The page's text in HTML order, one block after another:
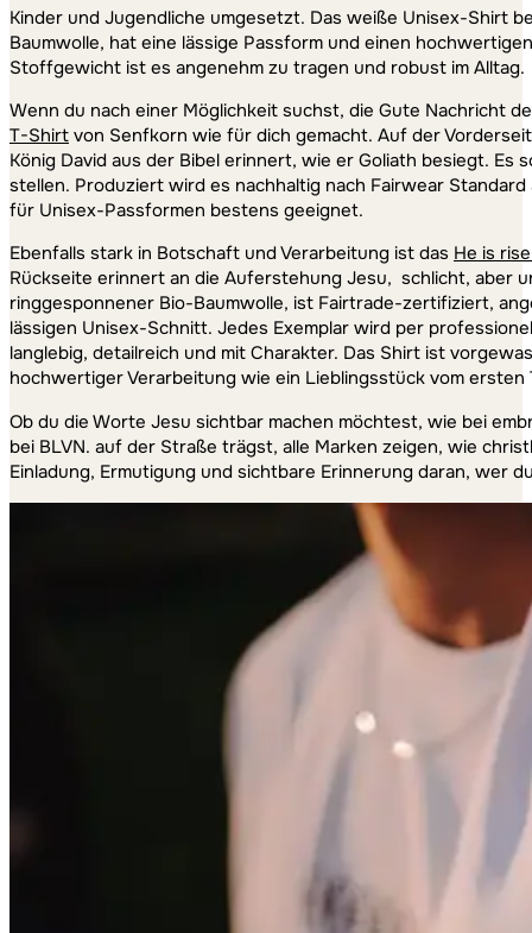
Kinder und Jugendliche umgesetzt. Das weiße Unisex-Shirt
Baumwolle, hat eine lässige Passform und einen
Stoffgewicht ist es angenehm zu tragen und robust im Alltag.
Wenn du nach einer Möglichkeit suchst, die Gute Nachricht
T-Shirt von Senfkorn wie für dich gemacht. Auf der
König David aus der Bibel erinnert, wie er Goliath besiegt.
stellen. Produziert wird es nachhaltig nach Fairwear
für Unisex-Passformen bestens geeignet.
Ebenfalls stark in Botschaft und Verarbeitung ist das He is
Rückseite erinnert an die Auferstehung Jesu, schlicht, aber
ringgesponnener Bio-Baumwolle, ist Fairtrade-zertifiziert,
lässigen Unisex-Schnitt. Jedes Exemplar wird per
langlebig, detailreich und mit Charakter. Das Shirt ist
hochwertiger Verarbeitung wie ein Lieblingsstück vom ersten
Ob du die Worte Jesu sichtbar machen möchtest, wie bei
bei BLVN. auf der Straße trägst, alle Marken zeigen, wie
Einladung, Ermutigung und sichtbare Erinnerung daran, wer